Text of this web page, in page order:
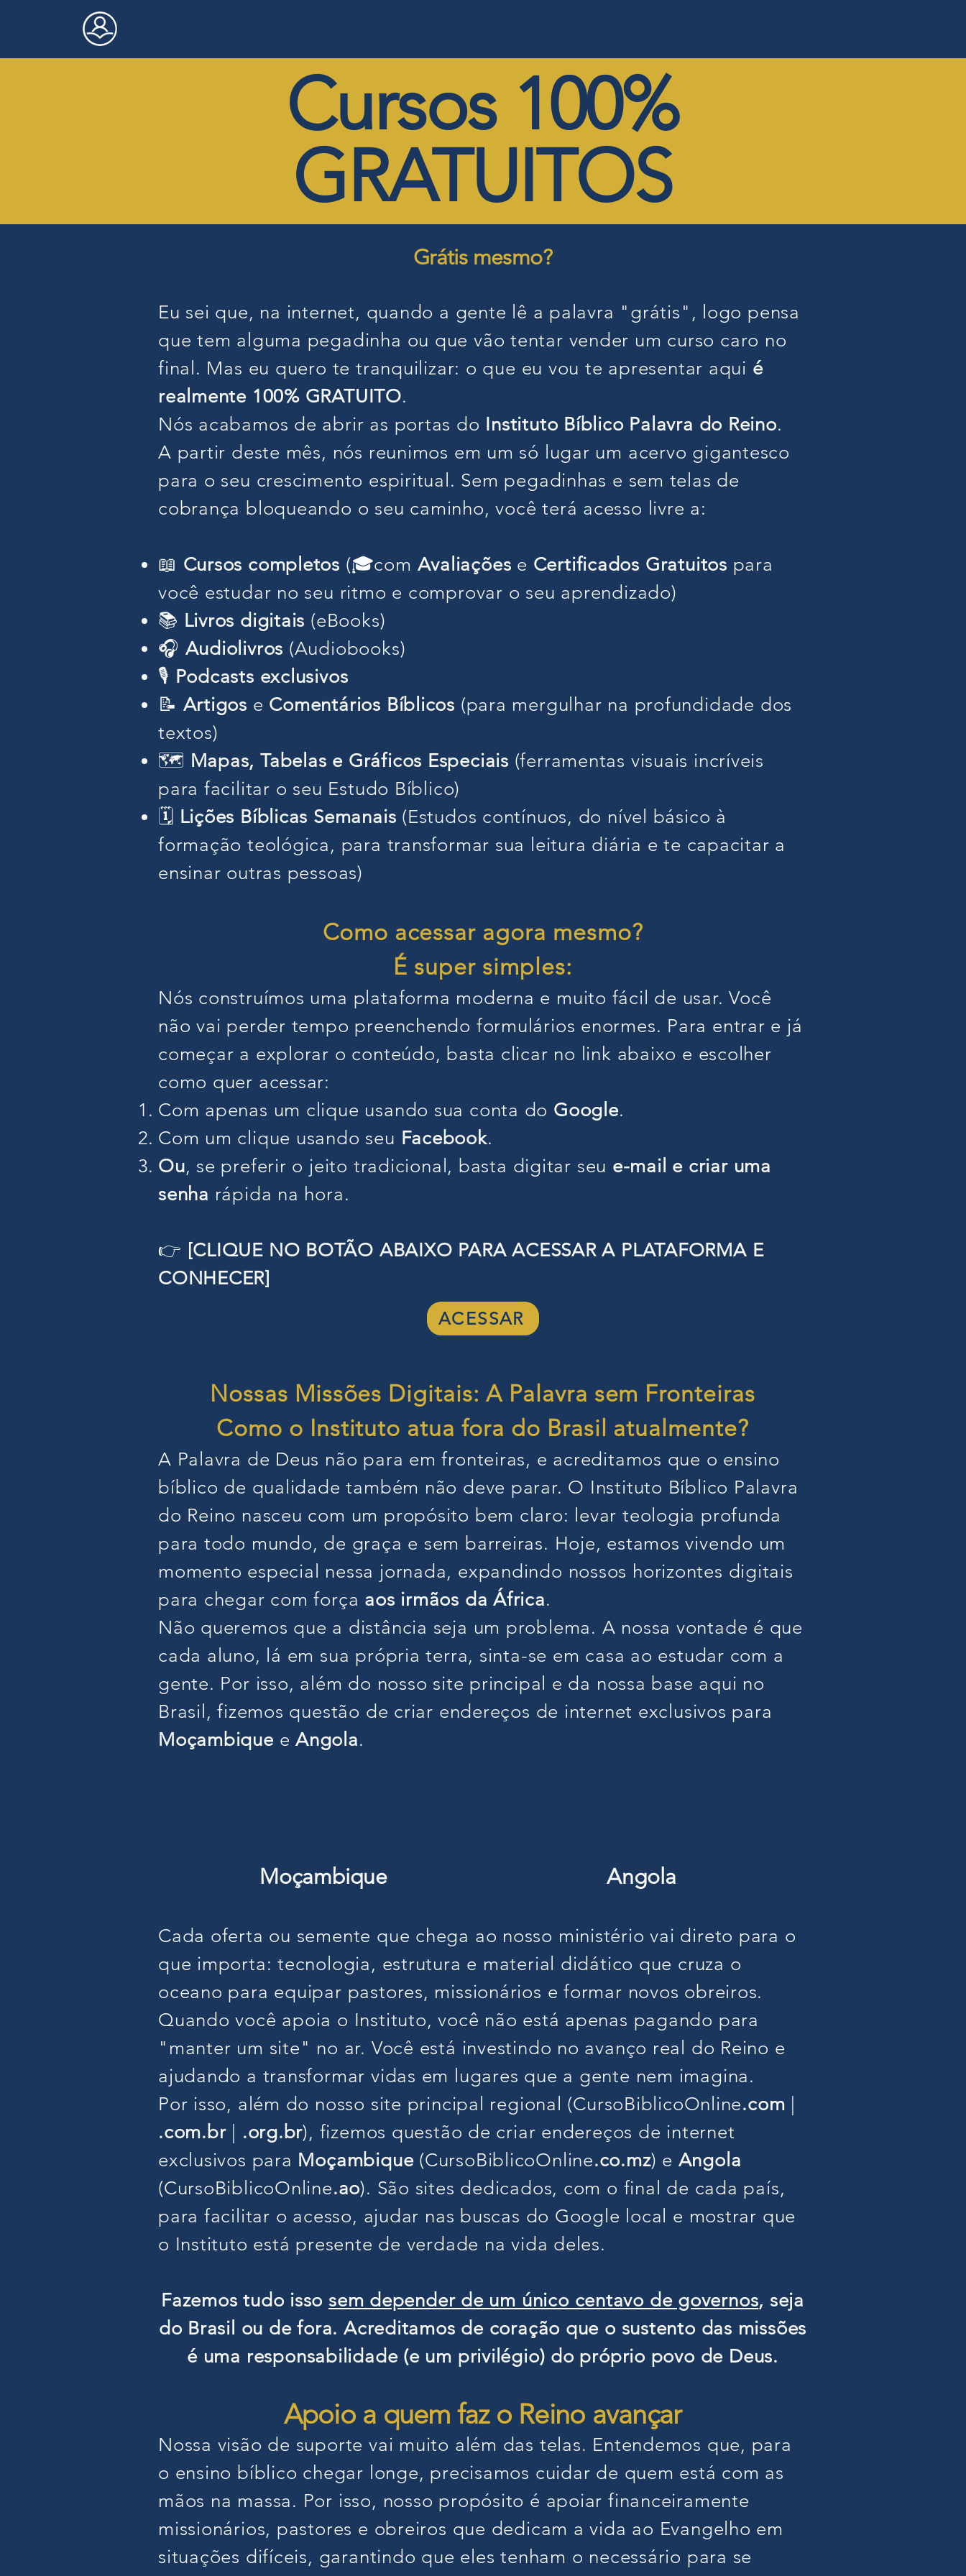
Cursos 100%
GRATUITOS
Grátis mesmo?
Eu sei que, na internet, quando a gente lê a palavra "grátis", logo pensa
que tem alguma pegadinha ou que vão tentar vender um curso caro no
final. Mas eu quero te tranquilizar: o que eu vou te apresentar aqui é
realmente 100% GRATUITO.
Nós acabamos de abrir as portas do Instituto Bíblico Palavra do Reino.
A partir deste mês, nós reunimos em um só lugar um acervo gigantesco
para o seu crescimento espiritual. Sem pegadinhas e sem telas de
cobrança bloqueando o seu caminho, você terá acesso livre a:
📖 Cursos completos (🎓com Avaliações e Certificados Gratuitos para
você estudar no seu ritmo e comprovar o seu aprendizado)
📚 Livros digitais (eBooks)
🎧 Audiolivros (Audiobooks)
🎙️ Podcasts exclusivos
📝 Artigos e Comentários Bíblicos (para mergulhar na profundidade dos
textos)
🗺️ Mapas, Tabelas e Gráficos Especiais (ferramentas visuais incríveis
para facilitar o seu Estudo Bíblico)
🗓️ Lições Bíblicas Semanais (Estudos contínuos, do nível básico à
formação teológica, para transformar sua leitura diária e te capacitar a
ensinar outras pessoas)
Como acessar agora mesmo?
É super simples:
Nós construímos uma plataforma moderna e muito fácil de usar. Você
não vai perder tempo preenchendo formulários enormes. Para entrar e já
começar a explorar o conteúdo, basta clicar no link abaixo e escolher
como quer acessar:
Com apenas um clique usando sua conta do Google.
Com um clique usando seu Facebook.
Ou, se preferir o jeito tradicional, basta digitar seu e-mail e criar uma
senha rápida na hora.
👉 [CLIQUE NO BOTÃO ABAIXO PARA ACESSAR A PLATAFORMA E
CONHECER]
Nossas Missões Digitais: A Palavra sem Fronteiras
Como o Instituto atua fora do Brasil atualmente?
A Palavra de Deus não para em fronteiras, e acreditamos que o ensino
bíblico de qualidade também não deve parar. O Instituto Bíblico Palavra
do Reino nasceu com um propósito bem claro: levar teologia profunda
para todo mundo, de graça e sem barreiras. Hoje, estamos vivendo um
momento especial nessa jornada, expandindo nossos horizontes digitais
para chegar com força aos irmãos da África.
Não queremos que a distância seja um problema. A nossa vontade é que
cada aluno, lá em sua própria terra, sinta-se em casa ao estudar com a
gente. Por isso, além do nosso site principal e da nossa base aqui no
Brasil, fizemos questão de criar endereços de internet exclusivos para
Moçambique eAngola.
Cada oferta ou semente que chega ao nosso ministério vai direto para o
que importa: tecnologia, estrutura e material didático que cruza o
oceano para equipar pastores, missionários e formar novos obreiros.
Quando você apoia o Instituto, você não está apenas pagando para
"manter um site" no ar. Você está investindo no avanço real do Reino e
ajudando a transformar vidas em lugares que a gente nem imagina.
Por isso, além do nosso site principal regional (CursoBiblicoOnline.com
.com.br| .org.br), fizemos questão de criar endereços de internet
exclusivos para Moçambique (CursoBiblicoOnline.co.mz) e Angola
(CursoBiblicoOnline.ao). São sites dedicados, com o final de cada país,
para facilitar o acesso, ajudar nas buscas do Google local e mostrar que
o Instituto está presente de verdade na vida deles.
Fazemos tudo issosem depender de um único centavo de governos, seja
do Brasil ou de fora. Acreditamos de coração que o sustento das missões
é uma responsabilidade (e um privilégio) do próprio povo de Deus.
Apoio a quem faz o Reino avançar
Nossa visão de suporte vai muito além das telas. Entendemos que, para
o ensino bíblico chegar longe, precisamos cuidar de quem está com as
mãos na massa. Por isso, nosso propósito é apoiar financeiramente
missionários, pastores e obreiros que dedicam a vida ao Evangelho em
situações difíceis, garantindo que eles tenham o necessário para se
ACESSAR
Moçambique Angola